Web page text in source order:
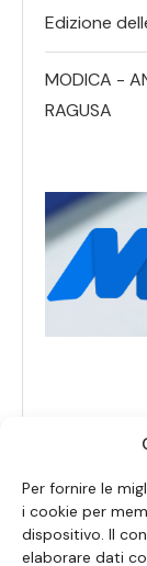
Per fornire le
i cookie per
dispositivo. Il
elaborare dati
Edizione
MODICA -
RAGUSA